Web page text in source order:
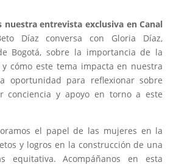
nuestra entrevista exclusiva en Canal
Díaz conversa con Gloria Díaz,
Bogotá, sobre la importancia de la
cómo este tema impacta en nuestra
oportunidad para reflexionar sobre
conciencia y apoyo en torno a este
el papel de las mujeres en la
y logros en la construcción de una
equitativa. Acompáñanos en esta